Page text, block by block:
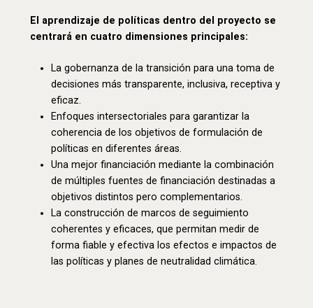
El aprendizaje de políticas dentro del proyecto se
centrará en cuatro dimensiones principales:
La gobernanza de la transición para una toma de
decisiones más transparente, inclusiva, receptiva y
eficaz.
Enfoques intersectoriales para garantizar la
coherencia de los objetivos de formulación de
políticas en diferentes áreas.
Una mejor financiación mediante la combinación
de múltiples fuentes de financiación destinadas a
objetivos distintos pero complementarios.
La construcción de marcos de seguimiento
coherentes y eficaces, que permitan medir de
forma fiable y efectiva los efectos e impactos de
las políticas y planes de neutralidad climática.